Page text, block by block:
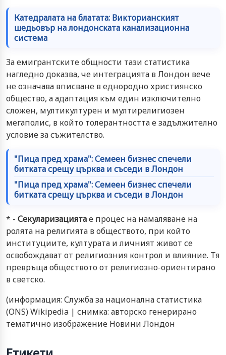
Катедралата на блатата: Викторианският
шедьовър на лондонската канализационна
система
За емигрантските общности тази статистика
нагледно доказва, че интеграцията в Лондон вече
не означава вписване в еднородно християнско
общество, а адаптация към един изключително
сложен, мултикултурен и мултирелигиозен
мегаполис, в който толерантността е задължително
условие за съжителство.
"Пица пред храма": Семеен бизнес спечели
битката срещу църква и съседи в Лондон
"Пица пред храма": Семеен бизнес спечели
битката срещу църква и съседи в Лондон
* - Секуларизациятае процес на намаляване на
ролята на религията в обществото, при който
институциите, културата и личният живот се
освобождават от религиозния контрол и влияние. Тя
превръща обществото от религиозно-ориентирано
в светско.
(информация: Служба за национална статистика
(ONS) Wikipedia | снимка: авторско генерирано
тематично изображение Новини Лондон